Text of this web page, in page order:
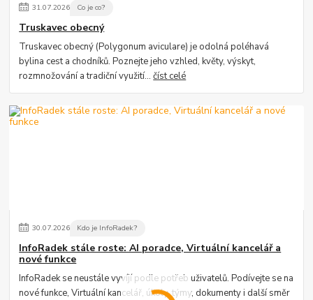
31.07.2026 Co je co?
Truskavec obecný
Truskavec obecný (Polygonum aviculare) je odolná poléhavá
bylina cest a chodníků. Poznejte jeho vzhled, květy, výskyt,
rozmnožování a tradiční využití...číst celé
30.07.2026 Kdo je InfoRadek?
InfoRadek stále roste: AI poradce, Virtuální kancelář a
nové funkce
InfoRadek se neustále vyvíjí podle potřeb uživatelů. Podívejte se na
nové funkce, Virtuální kancelář, úkoly, týmy, dokumenty i další směr